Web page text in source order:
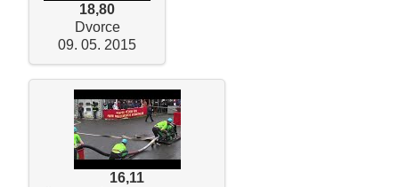
18,80
Dvorce
09. 05. 2015
16,11